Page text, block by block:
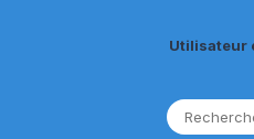
Utilisateur